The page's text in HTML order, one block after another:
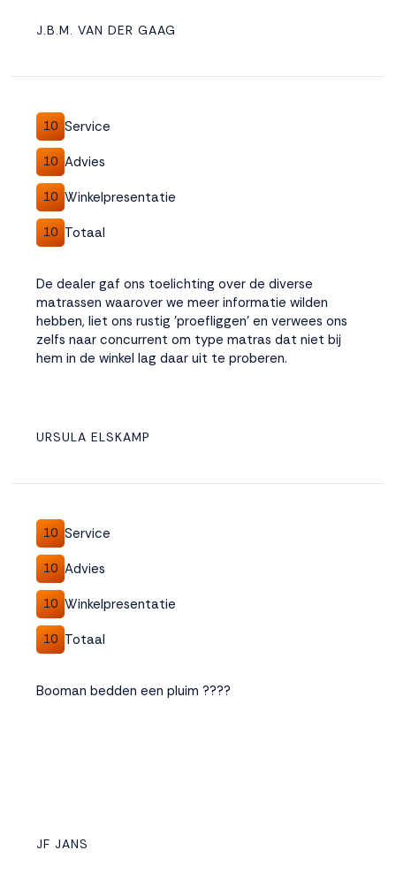
J.B.M. VAN DER GAAG
10 Service
10 Advies
10 Winkelpresentatie
10 Totaal
De dealer gaf ons toelichting over de diverse
matrassen waarover we meer informatie wilden
hebben, liet ons rustig 'proefliggen' en verwees ons
zelfs naar concurrent om type matras dat niet bij
hem in de winkel lag daar uit te proberen.
URSULA ELSKAMP
10 Service
10 Advies
10 Winkelpresentatie
10 Totaal
Booman bedden een pluim ????
JF JANS